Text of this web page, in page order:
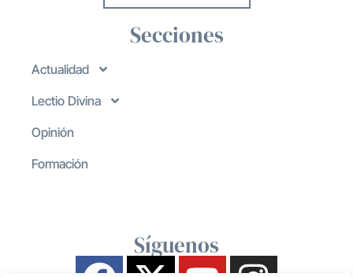
Secciones
Actualidad
Lectio Divina
Opinión
Formación
Síguenos